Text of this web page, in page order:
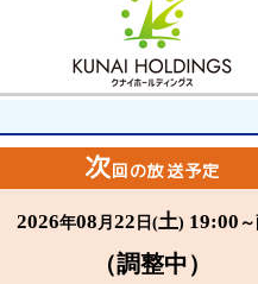
次回の放送予定
2026年08 月 22 日(土) 19:00
（調整中）